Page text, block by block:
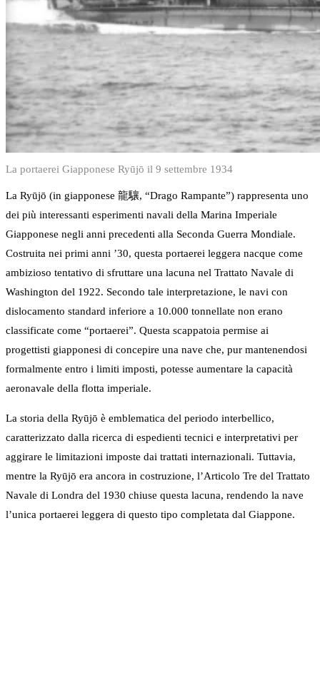
La portaerei Giapponese Ryūjō il 9 settembre 1934
La Ryūjō (in giapponese 龍驤, “Drago Rampante”) rappresenta uno
dei più interessanti esperimenti navali della Marina Imperiale
Giapponese negli anni precedenti alla Seconda Guerra Mondiale.
Costruita nei primi anni ’30, questa portaerei leggera nacque come
ambizioso tentativo di sfruttare una lacuna nel Trattato Navale di
Washington del 1922. Secondo tale interpretazione, le navi con
dislocamento standard inferiore a 10.000 tonnellate non erano
classificate come “portaerei”. Questa scappatoia permise ai
progettisti giapponesi di concepire una nave che, pur mantenendosi
formalmente entro i limiti imposti, potesse aumentare la capacità
aeronavale della flotta imperiale.
La storia della Ryūjō è emblematica del periodo interbellico,
caratterizzato dalla ricerca di espedienti tecnici e interpretativi per
aggirare le limitazioni imposte dai trattati internazionali. Tuttavia,
mentre la Ryūjō era ancora in costruzione, l’Articolo Tre del Trattato
Navale di Londra del 1930 chiuse questa lacuna, rendendo la nave
l’unica portaerei leggera di questo tipo completata dal Giappone.